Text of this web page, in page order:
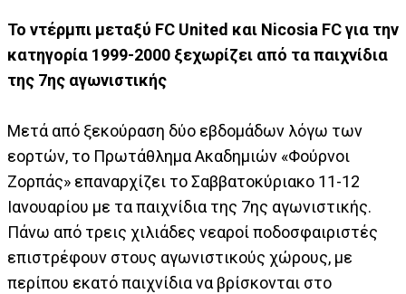
Το ντέρμπι μεταξύ FC United και Nicosia FC για την
κατηγορία 1999-2000 ξεχωρίζει από τα παιχνίδια
της 7ης αγωνιστικής
Μετά από ξεκούραση δύο εβδομάδων λόγω των
εορτών, το Πρωτάθλημα Ακαδημιών «Φούρνοι
Ζορπάς» επαναρχίζει το Σαββατοκύριακο 11-12
Ιανουαρίου με τα παιχνίδια της 7ης αγωνιστικής.
Πάνω από τρεις χιλιάδες νεαροί ποδοσφαιριστές
επιστρέφουν στους αγωνιστικούς χώρους, με
περίπου εκατό παιχνίδια να βρίσκονται στο